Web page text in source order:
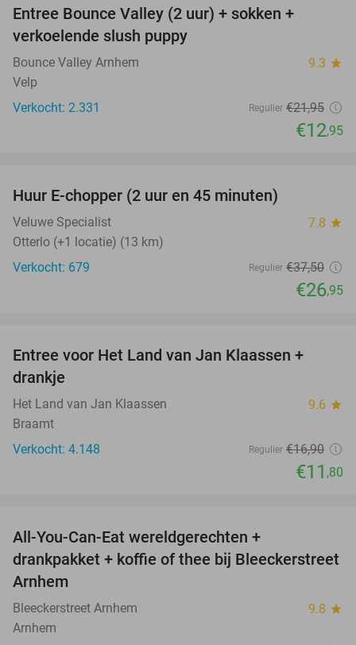
Entree Bounce Valley (2 uur) + sokken +
verkoelende slush puppy
Bounce Valley Arnhem 9.3 star
Velp
Verkocht: 2.331
Regulier €21,95
€12,95
Huur E-chopper (2 uur en 45 minuten)
Veluwe Specialist 7.8 star
Otterlo (+1 locatie) (13 km)
Verkocht: 679
Regulier €37,50
€26,95
Entree voor Het Land van Jan Klaassen +
drankje
Het Land van Jan Klaassen 9.6 star
Braamt
Verkocht: 4.148
Regulier €16,90
€11 ,80
All-You-Can-Eat wereldgerechten +
drankpakket + koffie of thee bij Bleeckerstreet
Arnhem
Bleeckerstreet Arnhem 9.8 star
Arnhem